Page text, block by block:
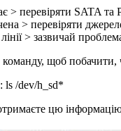
> перевіряти SATA та
> перевіряти
> зазвичай
команду, щоб
ls /dev/h_sd*
цю